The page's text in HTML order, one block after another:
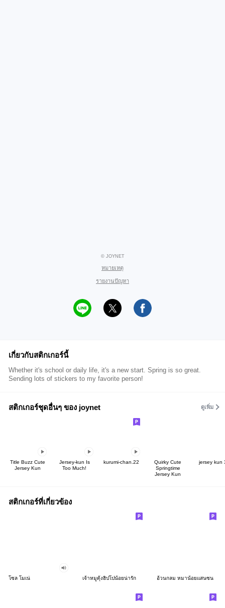
© JOYNET
หมายเหตุ
รายงานปัญหา
เกี่ยวกับสติกเกอร์นี้
Whether it's school or daily life, it's a new start. Spring is so great.
Sending lots of stickers to my favorite person!
สติกเกอร์ชุดอื่นๆ ของ joynet ดูเพิ่ม
Title Buzz Cute
Jersey Kun
Jersey-kun Is
Too Much!
kurumi-chan.22
Quirky Cute
Springtime
Jersey Kun
jersey kun
สติกเกอร์ที่เกี่ยวข้อง
โซล โมเน่ เจ้าหมูดุ้งฮิปโปน้อยน่ารัก อ้วนกลม หมาน้อยแสนซน